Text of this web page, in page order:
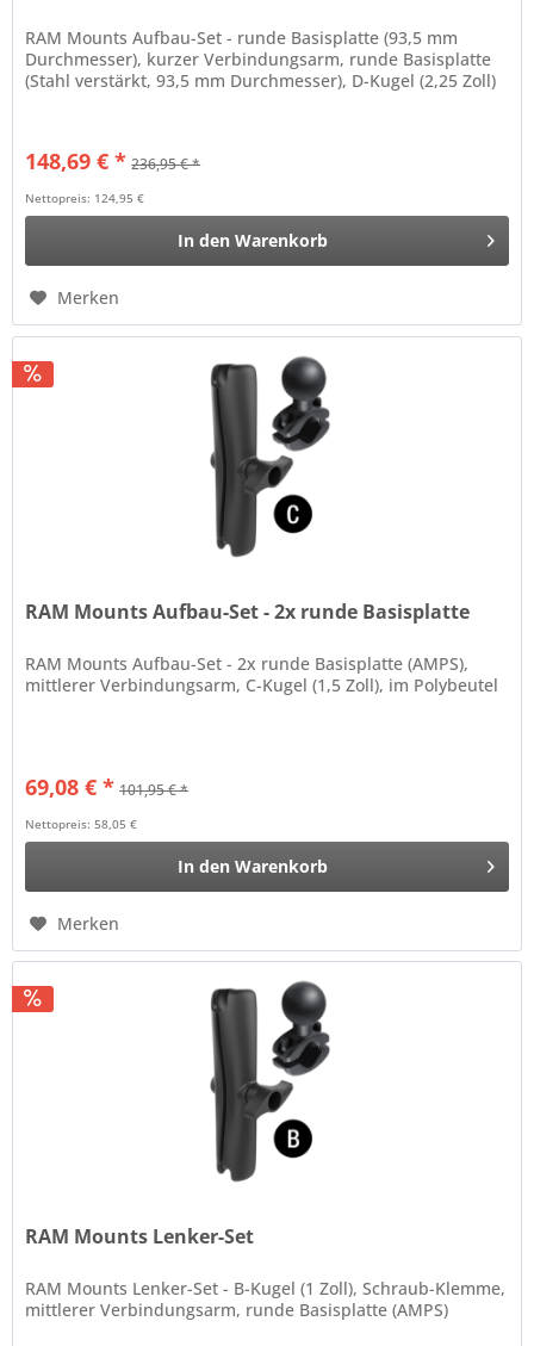
RAM Mounts Aufbau-Set - runde Basisplatte (93,5 mm
Durchmesser), kurzer Verbindungsarm, runde Basisplatte
(Stahl verstärkt, 93,5 mm Durchmesser), D-Kugel (2,25 Zoll)
148,69 € * 236,95 € *
Nettopreis: 124,95 €
In den Warenkorb
Merken
RAM Mounts Aufbau-Set - 2x runde Basisplatte
RAM Mounts Aufbau-Set - 2x runde Basisplatte (AMPS),
mittlerer Verbindungsarm, C-Kugel (1,5 Zoll), im Polybeutel
69,08 € * 101,95 € *
Nettopreis: 58,05 €
In den Warenkorb
Merken
RAM Mounts Lenker-Set
RAM Mounts Lenker-Set - B-Kugel (1 Zoll), Schraub-Klemme,
mittlerer Verbindungsarm, runde Basisplatte (AMPS)